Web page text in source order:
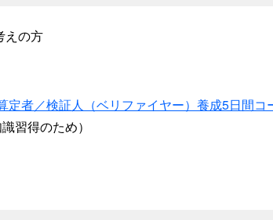
えの方
定者／検証人（ベリファイヤー）養成5日間コ
習得のため）